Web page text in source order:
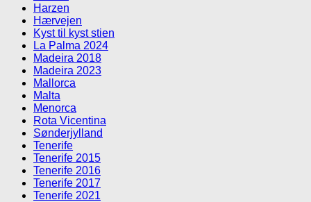
Harzen
Hærvejen
Kyst til kyst stien
La Palma 2024
Madeira 2018
Madeira 2023
Mallorca
Malta
Menorca
Rota Vicentina
Sønderjylland
Tenerife
Tenerife 2015
Tenerife 2016
Tenerife 2017
Tenerife 2021